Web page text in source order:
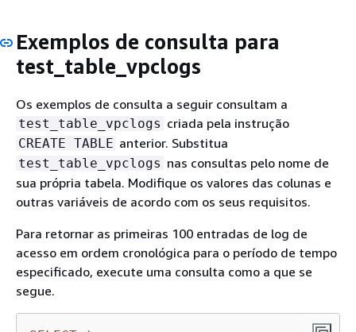
Exemplos de consulta para
test_table_vpclogs
Os exemplos de consulta a seguir consultam a
test_table_vpclogs criada pela instrução
CREATE TABLE anterior. Substitua
test_table_vpclogs nas consultas pelo nome de
sua própria tabela. Modifique os valores das colunas e
outras variáveis de acordo com os seus requisitos.
Para retornar as primeiras 100 entradas de log de
acesso em ordem cronológica para o período de tempo
especificado, execute uma consulta como a que se
segue.